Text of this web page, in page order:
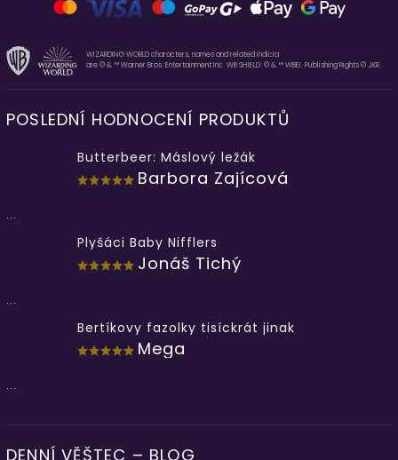
WIZARDING WORLD characters, names and related indicia
are © & ™ Warner Bros. Entertainment Inc. WB SHIELD: © & ™ WBEI. Publishing Rights © JKR.
POSLEDNÍ HODNOCENÍ PRODUKTŮ
Butterbeer: Máslový ležák
Barbora Zajícová
...
Plyšáci Baby Nifflers
Jonáš Tichý
...
Bertíkovy fazolky tisíckrát jinak
Mega
...
DENNÍ VĚŠTEC – BLOG